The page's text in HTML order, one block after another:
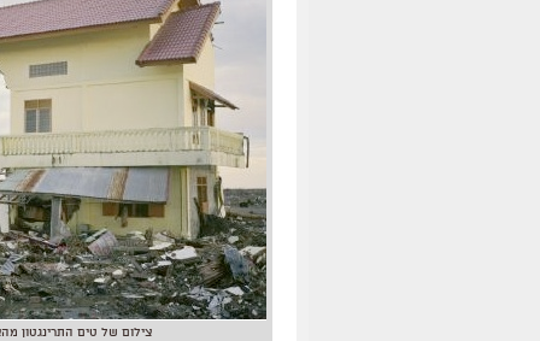
צילום של טים התרינגטון